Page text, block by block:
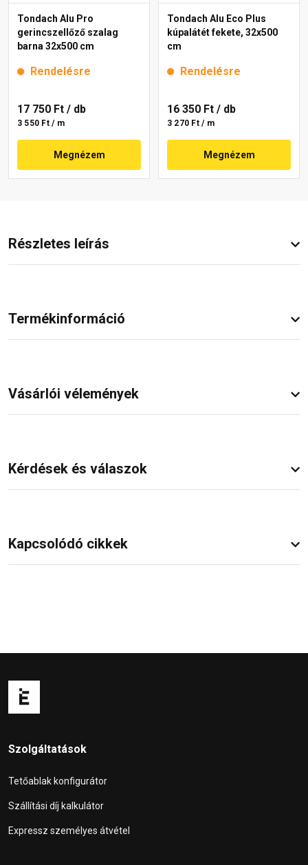
Tondach Alu Pro
gerincszellőző szalag
barna 32x500 cm
Rendelésre
17 750 Ft / db
3 550 Ft / m
Megnézem
Tondach Alu Eco Plus
kúpalátét fekete, 32x500
cm
Rendelésre
16 350 Ft / db
3 270 Ft / m
Megnézem
Részletes leírás
Termékinformáció
Vásárlói vélemények
Kérdések és válaszok
Kapcsolódó cikkek
Szolgáltatások
Tetőablak konfigurátor
Szállítási díj kalkulátor
Expressz személyes átvétel